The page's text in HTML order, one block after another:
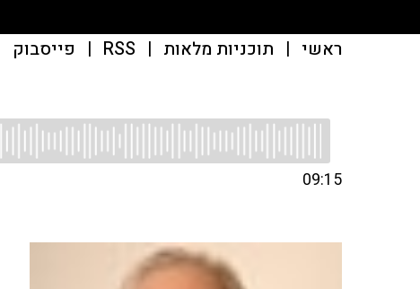
ראשי | תוכניות מלאות |
RSS
| פייסבוק
09:15